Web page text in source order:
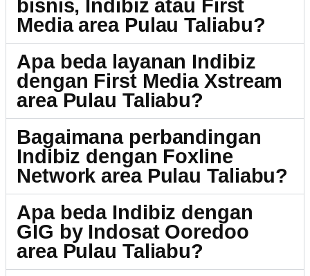
bisnis, Indibiz atau First
Media area Pulau Taliabu?
Apa beda layanan Indibiz
dengan First Media Xstream
area Pulau Taliabu?
Bagaimana perbandingan
Indibiz dengan Foxline
Network area Pulau Taliabu?
Apa beda Indibiz dengan
GIG by Indosat Ooredoo
area Pulau Taliabu?